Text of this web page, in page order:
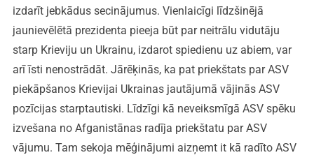
izdarīt jebkādus secinājumus. Vienlaicīgi līdzšinējā
jaunievēlētā prezidenta pieeja būt par neitrālu vidutāju
starp Krieviju un Ukrainu, izdarot spiedienu uz abiem, var
arī īsti nenostrādāt. Jārēķinās, ka pat priekštats par ASV
piekāpšanos Krievijai Ukrainas jautājumā vājinās ASV
pozīcijas starptautiski. Līdzīgi kā neveiksmīgā ASV spēku
izvešana no Afganistānas radīja priekštatu par ASV
vājumu. Tam sekoja mēģinājumi aizņemt it kā radīto ASV